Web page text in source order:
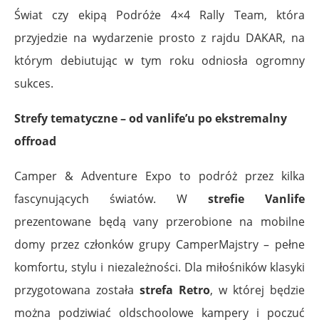
Świat czy ekipą Podróże 4×4 Rally Team, która
przyjedzie na wydarzenie prosto z rajdu DAKAR, na
którym debiutując w tym roku odniosła ogromny
sukces.
Strefy tematyczne – od vanlife’u po ekstremalny
offroad
Camper & Adventure Expo to podróż przez kilka
fascynujących światów. W strefie Vanlife
prezentowane będą vany przerobione na mobilne
domy przez członków grupy CamperMajstry – pełne
komfortu, stylu i niezależności. Dla miłośników klasyki
przygotowana została strefa Retro, w której będzie
można podziwiać oldschoolowe kampery i poczuć